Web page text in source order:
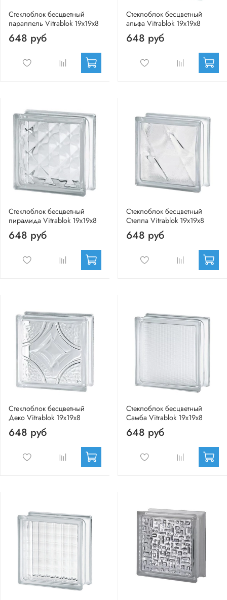
Стеклоблок бесцветный
параллель Vitrablok 19х19х8
648 руб
Стеклоблок бесцветный
альфа Vitrablok 19х19х8
648 руб
Стеклоблок бесцветный
пирамида Vitrablok 19х19х8
648 руб
Стеклоблок бесцветный
Стелла Vitrablok 19х19х8
648 руб
Стеклоблок бесцветный
Деко Vitrablok 19х19х8
648 руб
Стеклоблок бесцветный
Самба Vitrablok 19х19х8
648 руб